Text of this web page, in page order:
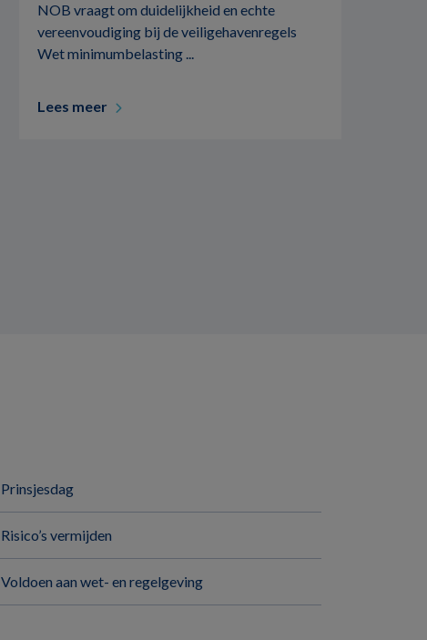
NOB vraagt om duidelijkheid en echte
vereenvoudiging bij de veiligehavenregels
Wet minimumbelasting ...
Lees meer
Prinsjesdag
Risico’s vermijden
Voldoen aan wet- en regelgeving